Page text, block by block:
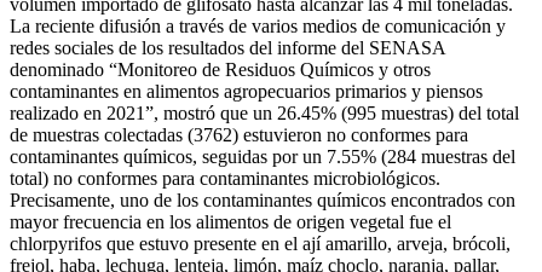
La reciente difusión a través de varios medios de comunicación y
redes sociales de los resultados del informe del SENASA
denominado “Monitoreo de Residuos Químicos y otros
contaminantes en alimentos agropecuarios primarios y piensos
realizado en 2021”, mostró que un 26.45% (995 muestras) del total
de muestras colectadas (3762) estuvieron no conformes para
contaminantes químicos, seguidas por un 7.55% (284 muestras del
total) no conformes para contaminantes microbiológicos.
Precisamente, uno de los contaminantes químicos encontrados con
mayor frecuencia en los alimentos de origen vegetal fue el
chlorpyrifos que estuvo presente en el ají amarillo, arveja, brócoli,
frejol, haba, lechuga, lenteja, limón, maíz choclo, naranja, pallar,